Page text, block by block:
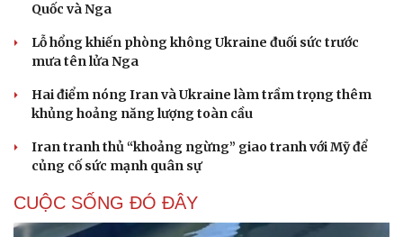
Cải chính
Quốc và Nga
Lỗ hổng khiến phòng không Ukraine đuối sức trước
mưa tên lửa Nga
Hai điểm nóng Iran và Ukraine làm trầm trọng thêm
khủng hoảng năng lượng toàn cầu
Iran tranh thủ “khoảng ngừng” giao tranh với Mỹ để
củng cố sức mạnh quân sự
CUỘC SỐNG ĐÓ ĐÂY